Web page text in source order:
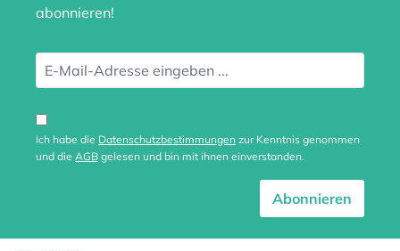
abonnieren!
Ich habe die Datenschutzbestimmungen zur Kenntnis genommen
und die AGB gelesen und bin mit ihnen einverstanden.
Abonnieren